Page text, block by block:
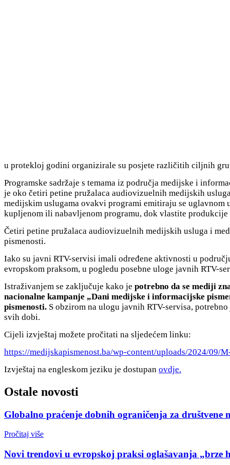
u protekloj godini organizirale su posjete različitih ciljnih
Programske sadržaje s temama iz područja medijske i
je oko četiri petine pružalaca audiovizuelnih medijskih
medijskim uslugama ovakvi programi emitiraju se
kupljenom ili nabavljenom programu, dok vlastite produkcije
Četiri petine pružalaca audiovizuelnih medijskih usluga i
pismenosti.
Iako su javni RTV-servisi imali određene aktivnosti u
evropskom praksom, u pogledu posebne uloge javnih RTV-
Istraživanjem se zaključuje kako je potrebno da se mediji
nacionalne kampanje „Dani medijske i informacijske
pismenosti. S obzirom na ulogu javnih RTV-servisa,
svih dobi.
Cijeli izvještaj možete pročitati na sljedećem linku:
https://medijskapismenost.ba/wp-content/uploads/2024/09/
Izvještaj na engleskom jeziku je dostupan ovdje.
Ostale novosti
Globalno praćenje dobnih ograničenja za društvene
Pročitaj više
Novi trendovi u evropskoj praksi oglašavanja „brze